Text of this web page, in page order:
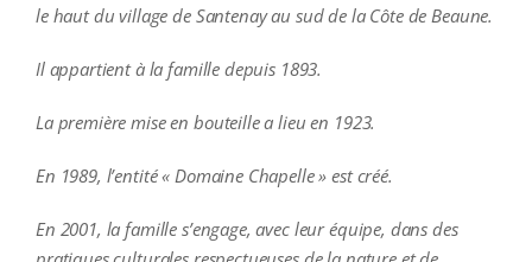
le haut du village de Santenay au sud de la Côte de Beaune.
Il appartient à la famille depuis 1893.
La première mise en bouteille a lieu en 1923.
En 1989, l’entité « Domaine Chapelle » est créé.
En 2001, la famille s’engage, avec leur équipe, dans des